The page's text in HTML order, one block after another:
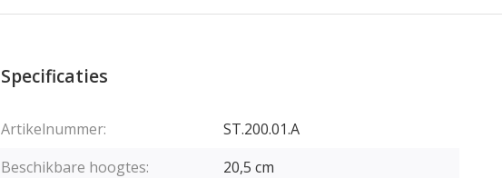
Specificaties
Artikelnummer:
ST.200.01.A
Beschikbare hoogtes:
20,5 cm